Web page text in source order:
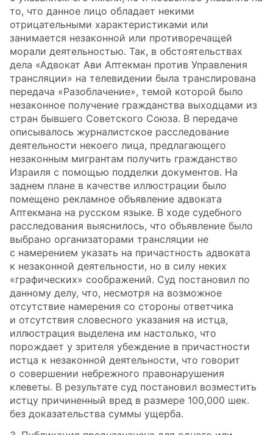
то, что данное лицо обладает некими
отрицательными характеристиками или
занимается незаконной или противоречащей
морали деятельностью. Так, в обстоятельствах
дела «Адвокат Ави Аптекман против Управления
трансляции» на телевидении была транслирована
передача «Разоблачение», темой которой было
незаконное получение гражданства выходцами из
стран бывшего Советского Союза. В передаче
описывалось журналистское расследование
деятельности некоего лица, предлагающего
незаконным мигрантам получить гражданство
Израиля с помощью подделки документов. На
заднем плане в качестве иллюстрации было
помещено рекламное объявление адвоката
Аптекмана на русском языке. В ходе судебного
расследования выяснилось, что объявление было
выбрано организаторами трансляции не
с намерением указать на причастность адвоката
к незаконной деятельности, но в силу неких
«графических» соображений. Суд постановил по
данному делу, что, несмотря на возможное
отсутствие намерения со стороны ответчика
и отсутствия словесного указания на истца,
иллюстрация выделена им настолько, что
порождает у зрителя убеждение в причастности
истца к незаконной деятельности, что говорит
о совершении небрежного правонарушения
клеветы. В результате суд постановил возместить
истцу причиненный вред в размере 100,000 шек.
без доказательства суммы ущерба.